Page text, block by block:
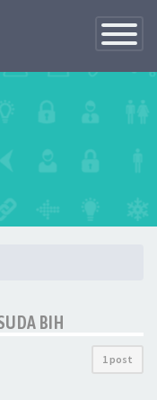
Toggle
BIH
1 post